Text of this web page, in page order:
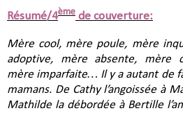
Résumé/4ème de couverture:
Mère cool, mère poule, mère
adoptive, mère absente, mère
mère imparfaite… Il y a autant de
mamans. De Cathy l’angoissée à
Mathilde la débordée à Bertille